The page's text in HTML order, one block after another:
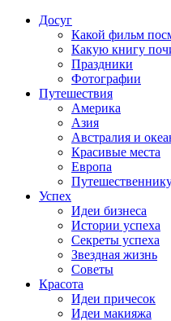
Досуг
Какой фильм
Какую книгу
Праздники
Фотографии
Путешествия
Америка
Азия
Австралия и
Красивые места
Европа
Успех
Идеи бизнеса
Истории успеха
Секреты успеха
Звездная жизнь
Советы
Красота
Идеи причесок
Идеи макияжа